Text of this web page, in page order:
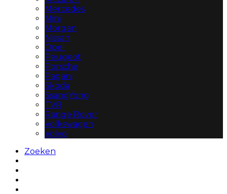
Mercedes
Mini
Morgan
Nissan
Opel
Peugeot
Porsche
Pagani
Skoda
SsangYong
TVR
Range Rover
Volkswagen
Volvo
Zoeken